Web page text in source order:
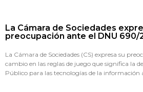
La Cámara de Sociedades
preocupación ante el DNU 690/
La Cámara de Sociedades (CS) expresa su
cambio en las reglas de juego que significa la
Público para las tecnologías de la información